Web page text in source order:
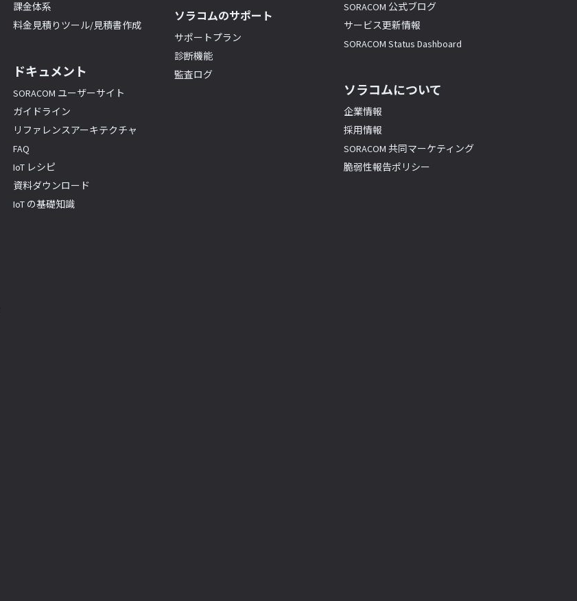
課金体系
料金見積りツール/見積書作成
ドキュメント
SORACOM ユーザーサイト
ガイドライン
リファレンスアーキテクチャ
FAQ
IoT レシピ
資料ダウンロード
IoT の基礎知識
ソラコムのサポート
サポートプラン
診断機能
監査ログ
SORACOM 公式ブログ
サービス更新情報
SORACOM Status Dashboard
ソラコムについて
企業情報
採用情報
SORACOM 共同マーケティング
脆弱性報告ポリシー